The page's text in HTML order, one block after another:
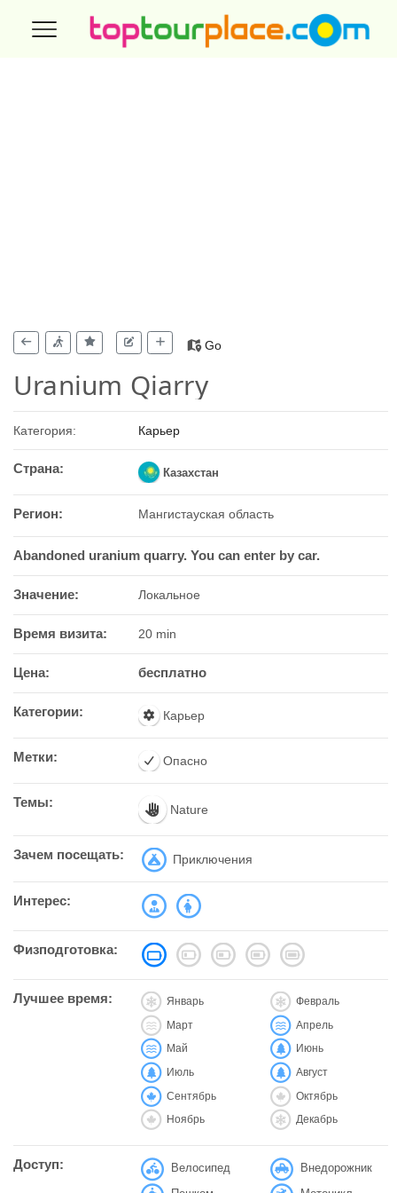
Go
Uranium Qiarry
Категория: Карьер
Страна: Казахстан
Регион: Мангистауская область
Abandoned uranium quarry. You can enter by car.
Значение: Локальное
Время визита: 20 min
Цена: бесплатно
Категории: Карьер
Метки: Опасно
Темы: Nature
Зачем посещать: Приключения
Интерес:
Физподготовка:
Лучшее время: Январь Февраль
Март Апрель
Май Июнь
Июль Август
Сентябрь Октябрь
Ноябрь Декабрь
Доступ: Велосипед
Внедорожник